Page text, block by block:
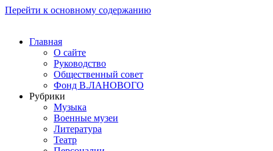
Перейти к основному содержанию
Главная
О сайте
Руководство
Общественный совет
Фонд В.ЛАНОВОГО
Рубрики
Музыка
Военные музеи
Литература
Театр